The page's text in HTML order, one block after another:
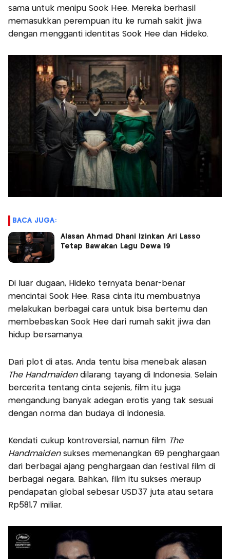
sama untuk menipu Sook Hee. Mereka berhasil
memasukkan perempuan itu ke rumah sakit jiwa
dengan mengganti identitas Sook Hee dan Hideko.
BACA JUGA:
Alasan Ahmad Dhani Izinkan Ari Lasso
Tetap Bawakan Lagu Dewa 19
Di luar dugaan, Hideko ternyata benar-benar
mencintai Sook Hee. Rasa cinta itu membuatnya
melakukan berbagai cara untuk bisa bertemu dan
membebaskan Sook Hee dari rumah sakit jiwa dan
hidup bersamanya.
Dari plot di atas, Anda tentu bisa menebak alasan
The Handmaidendilarang tayang di Indonesia. Selain
bercerita tentang cinta sejenis, film itu juga
mengandung banyak adegan erotis yang tak sesuai
dengan norma dan budaya di Indonesia.
Kendati cukup kontroversial, namun film The
Handmaidensukses memenangkan 69 penghargaan
dari berbagai ajang penghargaan dan festival film di
berbagai negara. Bahkan, film itu sukses meraup
pendapatan global sebesar USD37 juta atau setara
Rp581,7 miliar.